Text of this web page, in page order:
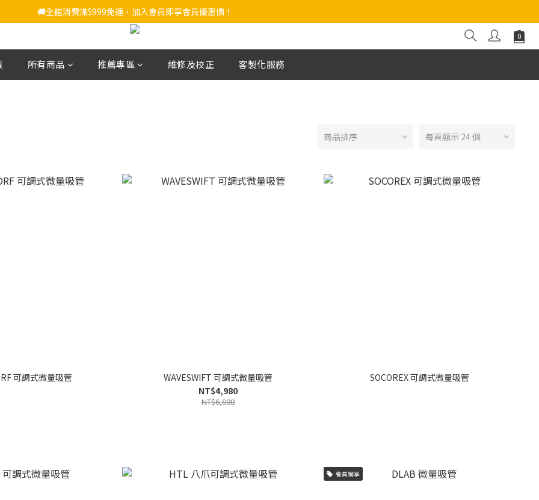
🚚全館消費滿$999免運，加入會員即享會員優惠價！
所有商品 推薦專區 維修及校正 客製化服務
商品排序 每頁顯示 24 個
可調式微量吸管
WAVESWIFT 可調式微量吸管
NT$4,980
NT$6,888
SOCOREX 可調式微量吸管
會員獨享